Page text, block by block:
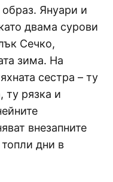
Януари и
двама сурови
Сечко,
зима. На
сестра – ту
ту рязка и
внезапните
дни в